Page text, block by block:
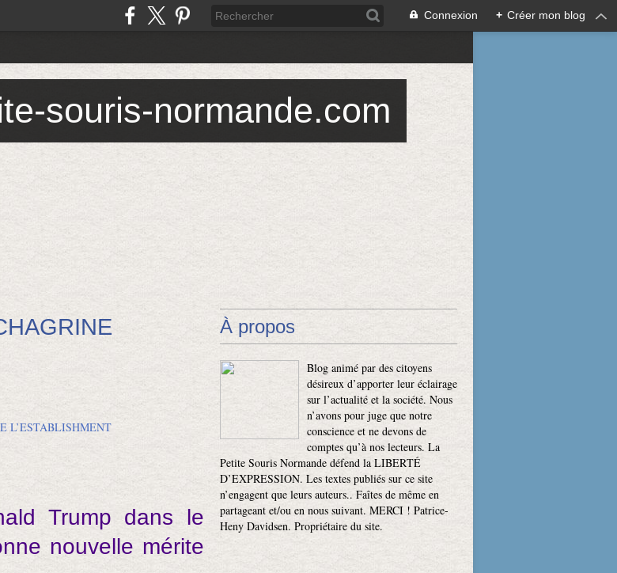
Connexion + Créer mon blog
souris-normande.com
Trump dans le
nouvelle mérite
À propos
Blog animé par des citoyens
désireux d’apporter leur éclairage
sur l’actualité et la société. Nous
n’avons pour juge que notre
conscience et ne devons de
comptes qu’à nos lecteurs. La
Petite Souris Normande défend la LIBERTÉ
D’EXPRESSION. Les textes publiés sur ce site
n’engagent que leurs auteurs.. Faîtes de même en
partageant et/ou en nous suivant. MERCI ! Patrice-
Heny Davidsen. Propriétaire du site.